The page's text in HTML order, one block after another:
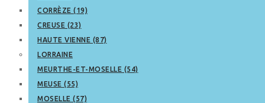
CORRÈZE (19)
CREUSE (23)
HAUTE VIENNE (87)
LORRAINE
MEURTHE-ET-MOSELLE (54)
MEUSE (55)
MOSELLE (57)